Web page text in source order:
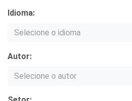
Idioma:
Selecione o idioma
Autor:
Selecione o autor